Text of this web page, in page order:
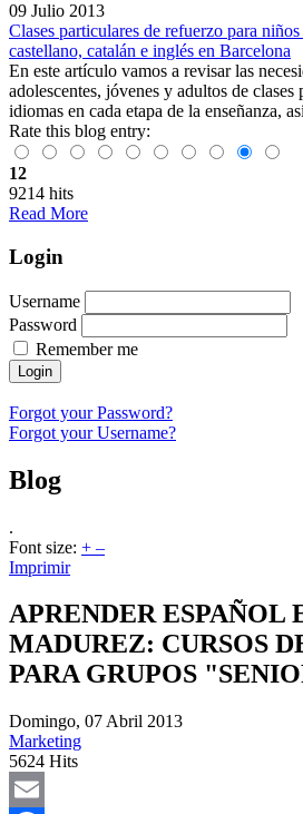
09 Julio 2013
Clases particulares de refuerzo para
castellano, catalán e inglés en Barcelona
En este artículo vamos a revisar las
adolescentes, jóvenes y adultos de
idiomas en cada etapa de la enseñanza,
Rate this blog entry:
12
9214 hits
Read More
Login
Username
Password
Remember me
Login
Forgot your Password?
Forgot your Username?
Blog
.
Font size: + –
Imprimir
APRENDER ESPAÑOL
MADUREZ: CURSOS
PARA GRUPOS
Domingo, 07 Abril 2013
Marketing
5624 Hits